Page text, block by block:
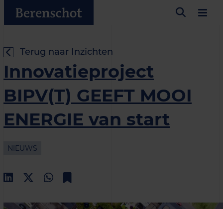
Terug naar Inzichten
Innovatieproject
BIPV(T) GEEFT MOOI
ENERGIE van start
NIEUWS